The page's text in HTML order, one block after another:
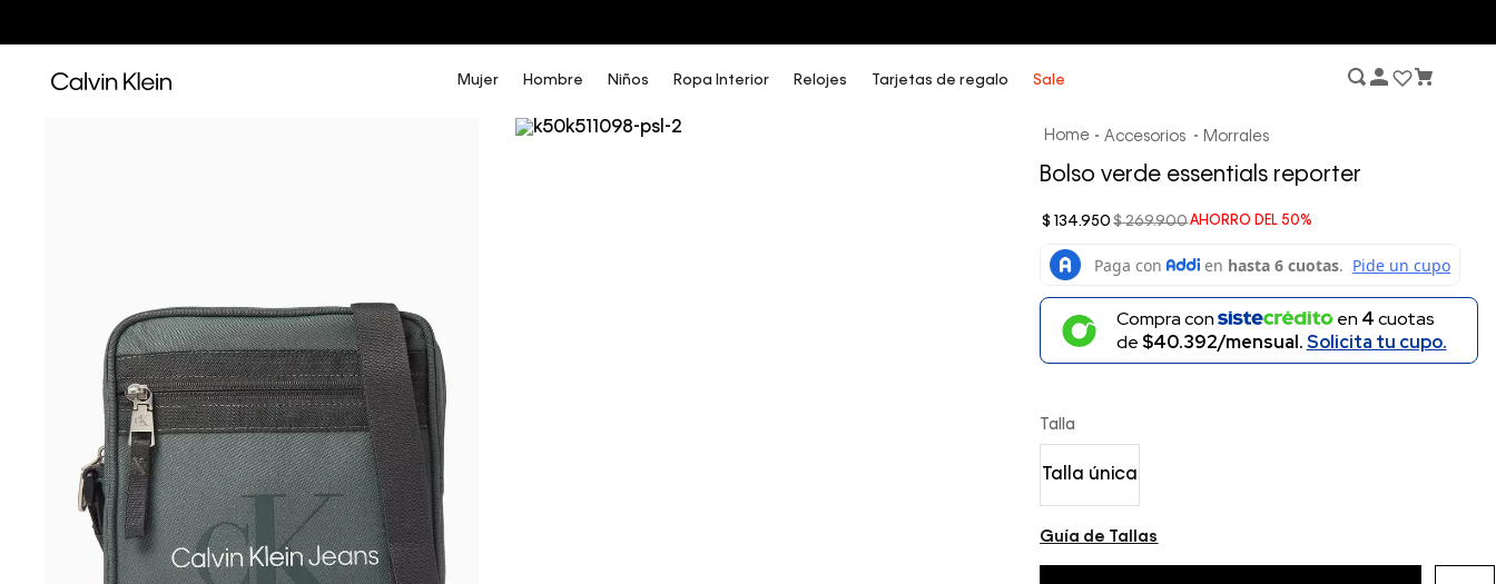
Mujer Hombre Niños Ropa Interior Relojes Tarjetas de regalo Sale
Accesorios Morrales
Bolso verde essentials reporter
AHORRO DEL 50%
$ 269.900
$ 134.950
Compra con en 4cuotas
de $40.392/mensual.Solicita tu cupo.
Talla
Talla única
Guía de Tallas